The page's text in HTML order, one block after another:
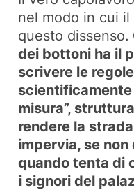
nel modo in cui
questo dissenso.
dei bottoni ha il
scrivere le
scientificamente
misura”,
rendere la
impervia, se
quando tenta di
i signori del